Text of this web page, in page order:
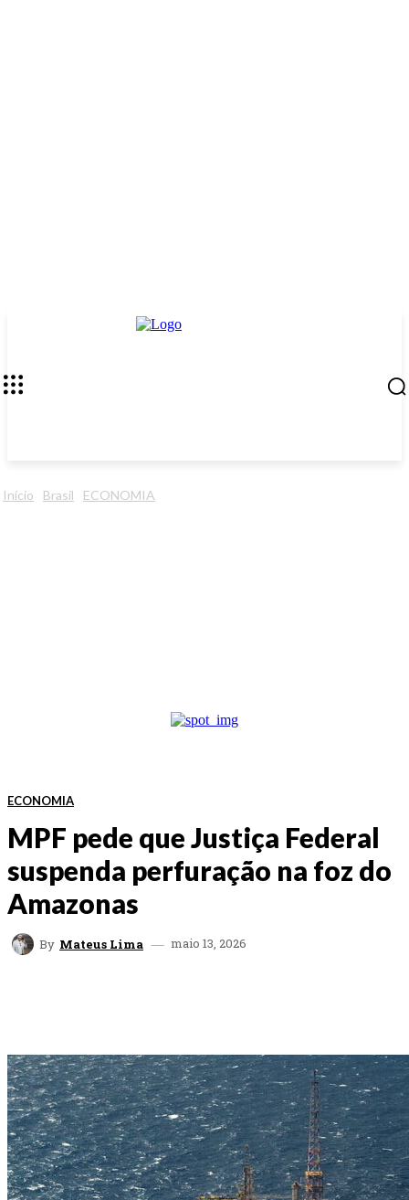
Início Brasil ECONOMIA
ECONOMIA
MPF pede que Justiça Federal
suspenda perfuração na foz do
Amazonas
By Mateus Lima maio 13, 2026